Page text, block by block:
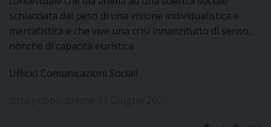
schiacciata dal peso di una visione individualistica e
mercatistica e che vive una crisi innanzitutto di senso,
nonché di capacità euristica.
Ufficio Comunicazioni Sociali